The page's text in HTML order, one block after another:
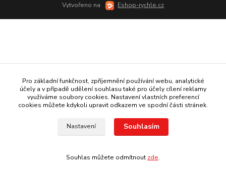
Vytvořeno na Eshop-rychle.cz
Pro základní funkčnost, zpříjemnění používání webu, analytické
účely a v případě udělení souhlasu také pro účely cílení reklamy
využíváme soubory cookies. Nastavení vlastních preferencí
cookies můžete kdykoli upravit odkazem ve spodní části stránek.
Nastavení Souhlasím
Souhlas můžete odmítnout zde.